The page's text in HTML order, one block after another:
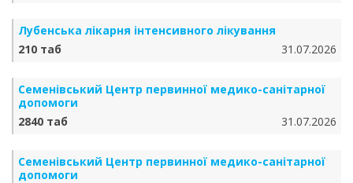
Лубенська лікарня інтенсивного лікування
210 таб
31.07.2026
Семенівський Центр первинної медико-санітарної
допомоги
2840 таб
31.07.2026
Семенівський Центр первинної медико-санітарної
допомоги